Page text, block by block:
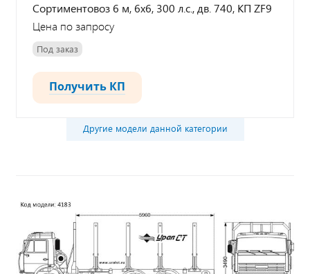
Сортиментовоз 6 м, 6х6, 300 л.с., дв. 740, КП ZF9
Цена по запросу
Под заказ
Получить КП
Другие модели данной категории